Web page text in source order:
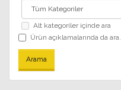
Alt kategoriler içinde ara
Ürün açıklamalarında da ara.